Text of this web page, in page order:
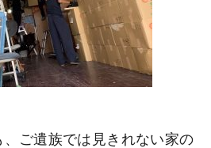
、ご遺族では見きれない家の